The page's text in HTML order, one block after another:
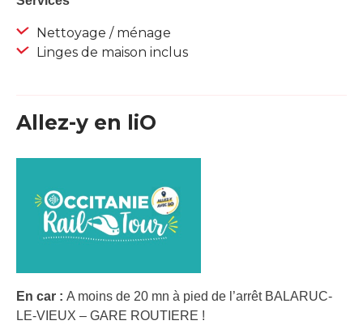
Nettoyage / ménage
Linges de maison inclus
Allez-y en liO
En car : A moins de 20 mn à pied de l’arrêt BALARUC-
LE-VIEUX – GARE ROUTIERE !